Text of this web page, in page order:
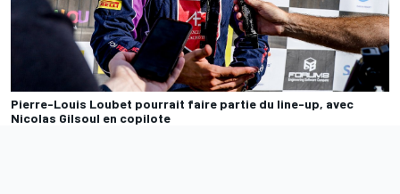
Pierre-Louis Loubet pourrait faire partie du line-up, avec
Nicolas Gilsoul en copilote